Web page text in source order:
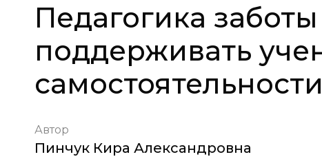
Педагогика
поддерживать
самостоятельности
Автор
Пинчук Кира Александровна